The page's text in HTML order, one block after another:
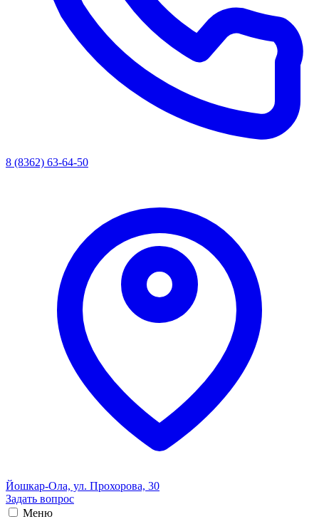
8 (8362) 63-64-50
Йошкар-Ола, ул. Прохорова, 30
Задать вопрос
Меню